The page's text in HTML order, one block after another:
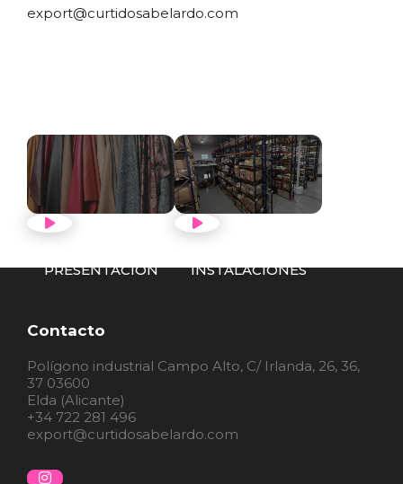
export@curtidosabelardo.com
PRESENTACIÓN
INSTALACIONES
Contacto
Polígono industrial Campo Alto, C/ Irlanda, 26, 36,
37 03600
Elda (Alicante)
+34 722 281 496
export@curtidosabelardo.com